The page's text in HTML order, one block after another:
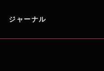
ジャーナル